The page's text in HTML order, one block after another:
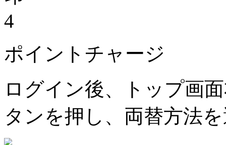
4
ポイントチャージ
ログイン後、トップ画
タンを押し、両替方法